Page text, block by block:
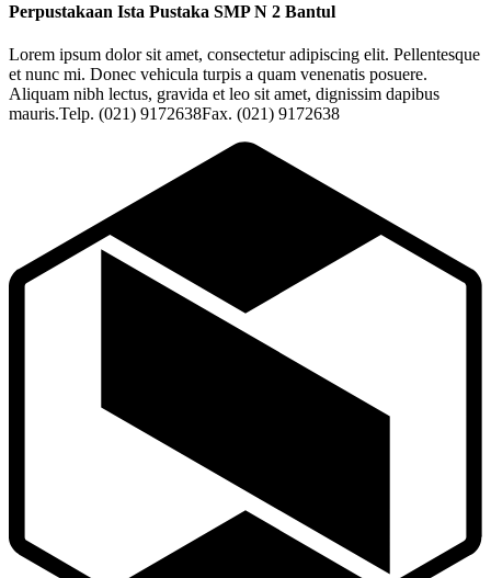
Perpustakaan Ista Pustaka SMP N 2 Bantul
Lorem ipsum dolor sit amet, consectetur adipiscing elit. Pellentesque
et nunc mi. Donec vehicula turpis a quam venenatis posuere.
Aliquam nibh lectus, gravida et leo sit amet, dignissim dapibus
mauris.Telp. (021) 9172638Fax. (021) 9172638